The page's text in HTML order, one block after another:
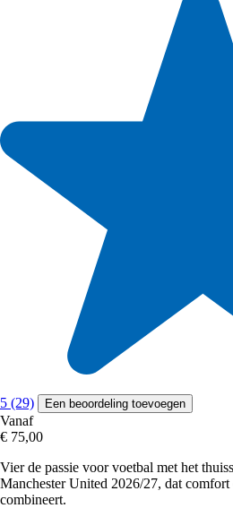
5 (29) Een beoordeling toevoegen
Vanaf
€ 75,00
Vier de passie voor voetbal met het
Manchester United 2026/27, dat comfort
combineert.